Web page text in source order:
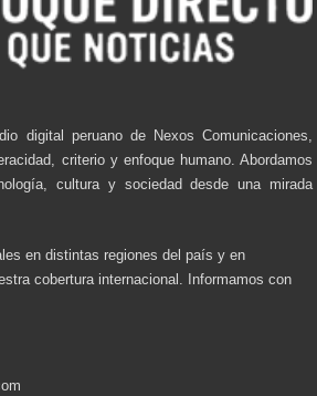
digital peruano de Nexos Comunicaciones,
criterio y enfoque humano. Abordamos
cultura y sociedad desde una mirada
en distintas regiones del país y en
cobertura internacional. Informamos con